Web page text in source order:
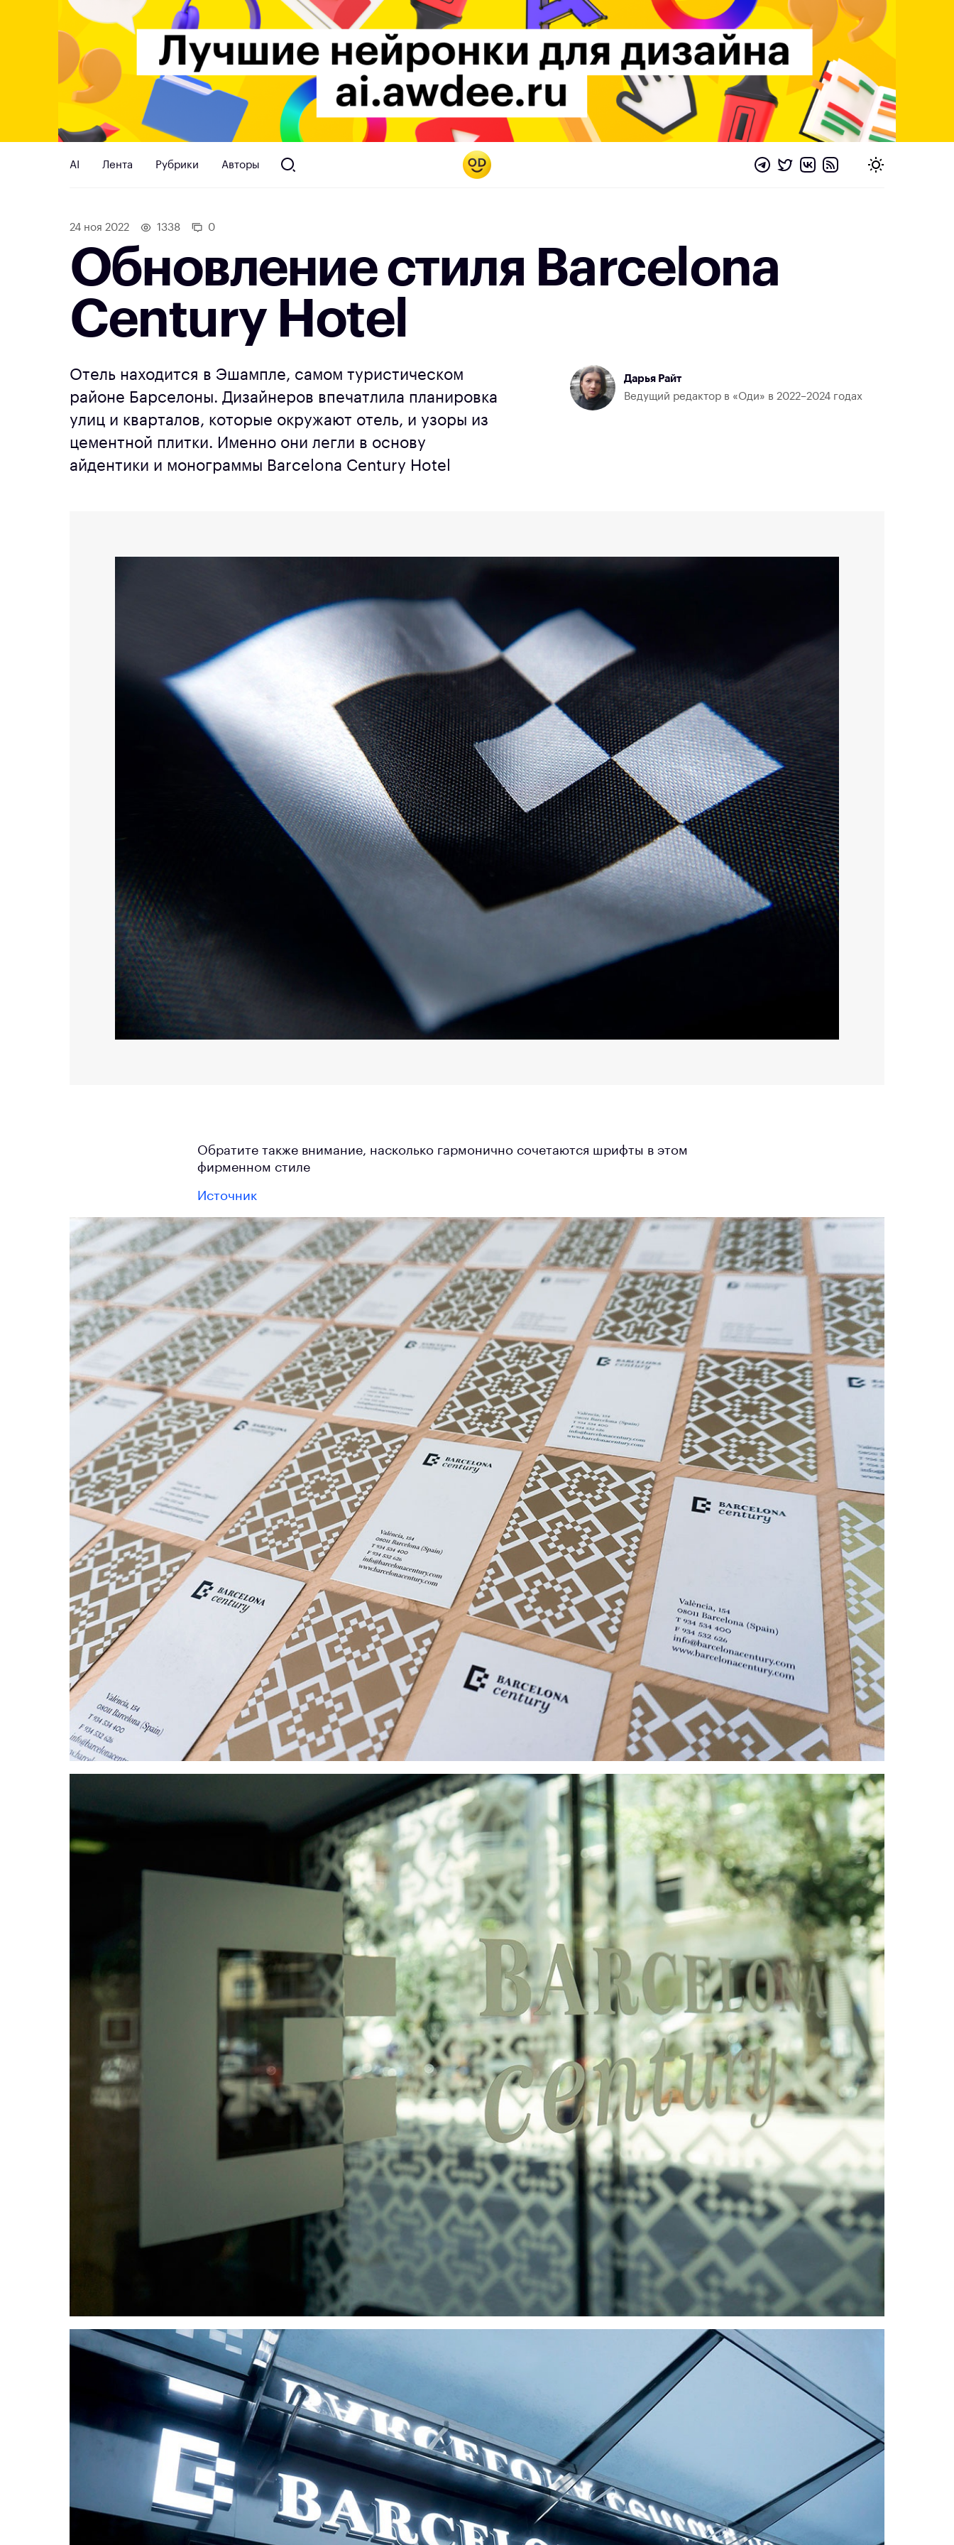
AI Лента Рубрики Авторы
24 ноя 2022 1338 0
Обновление стиля Barcelona
Century Hotel
Отель находится в Эшампле, самом туристическом
районе Барселоны. Дизайнеров впечатлила планировка
улиц и кварталов, которые окружают отель, и узоры из
цементной плитки. Именно они легли в основу
айдентики и монограммы Barcelona Century Hotel
Дарья Райт
Ведущий редактор в «Оди» в 2022–2024 годах
Обратите также внимание, насколько гармонично сочетаются шрифты в этом
фирменном стиле
Источник